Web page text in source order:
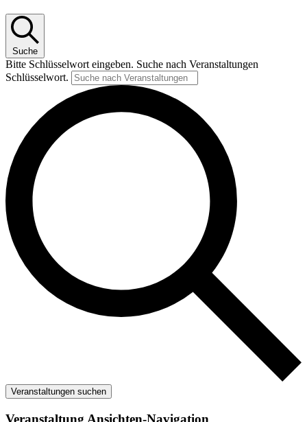
Suche
Bitte Schlüsselwort eingeben. Suche nach Veranstaltungen
Schlüsselwort.
Veranstaltungen suchen
Veranstaltung Ansichten-Navigation